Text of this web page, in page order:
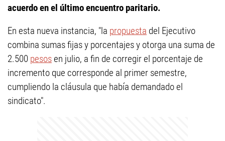
acuerdo en el último encuentro paritario.
En esta nueva instancia, "la propuesta del Ejecutivo
combina sumas fijas y porcentajes y otorga una suma de
2.500 pesosen julio, a fin de corregir el porcentaje de
incremento que corresponde al primer semestre,
cumpliendo la cláusula que había demandado el
sindicato".